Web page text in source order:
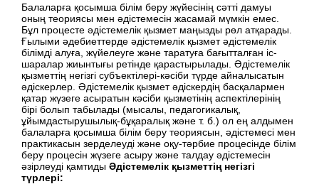
Балаларға қосымша білім беру жүйесінің сәтті дамуы
оның теориясы мен әдістемесін жасамай мүмкін емес.
Бұл процесте әдістемелік қызмет маңызды рөл атқарады.
Ғылыми әдебиеттерде әдістемелік қызмет әдістемелік
білімді алуға, жүйелеуге және таратуға бағытталған іс-
шаралар жиынтығы ретінде қарастырылады. Әдістемелік
қызметтің негізгі субъектілері-кәсіби түрде айналысатын
әдіскерлер. Әдістемелік қызмет әдіскердің басқалармен
қатар жүзеге асыратын кәсіби қызметінің аспектілерінің
бірі болып табылады (мысалы, педагогикалық,
ұйымдастырушылық-бұқаралық және т. б.) ол ең алдымен
балаларға қосымша білім беру теориясын, әдістемесі мен
практикасын зерделеуді және оқу-тәрбие процесінде білім
беру процесін жүзеге асыру және талдау әдістемесін
әзірлеуді қамтиды Әдістемелік қызметтің негізгі
түрлері: